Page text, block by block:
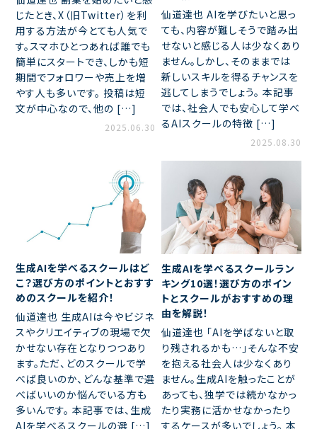
じたとき、X（旧Twitter）を利
用する方法が今とても人気で
す。スマホひとつあれば誰でも
簡単にスタートでき、しかも短
期間でフォロワーや売上を増
やす人も多いです。 投稿は短
文が中心なので、他の […]
2025.06.30
仙道達也 AIを学びたいと思っ
ても、内容が難しそうで踏み出
せないと感じる人は少なくあり
ません。しかし、そのままでは
新しいスキルを得るチャンスを
逃してしまうでしょう。 本記事
では、社会人でも安心して学べ
るAIスクールの特徴 […]
2025.08.30
生成AIを学べるスクールはど
こ？選び方のポイントとおすす
めのスクールを紹介！
仙道達也 生成AIは今やビジネ
スやクリエイティブの現場で欠
かせない存在となりつつあり
ます。ただ、どのスクールで学
べば良いのか、どんな基準で選
べばいいのか悩んでいる方も
多いんです。 本記事では、生成
AIを学べるスクールの選 […]
生成AIを学べるスクールラン
キング10選！選び方のポイン
トとスクールがおすすめの理
由を解説！
仙道達也 「AIを学ばないと取
り残されるかも…」そんな不安
を抱える社会人は少なくあり
ません。生成AIを触ったことが
あっても、独学では続かなかっ
たり実務に活かせなかったり
するケースが多いでしょう。 本